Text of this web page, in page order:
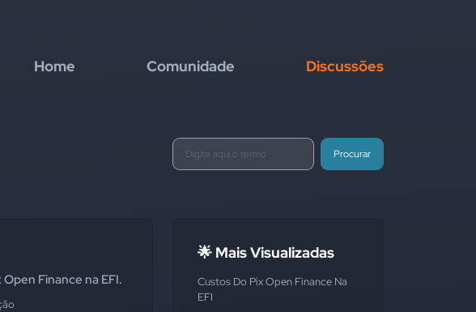
Home Comunidade Discussões
Procurar
Finance na EFI.
🌟 Mais Visualizadas
Custos Do Pix Open Finance Na
EFI